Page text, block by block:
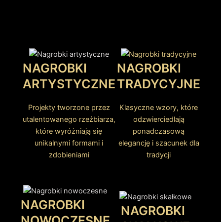
NAGROBKI
ARTYSTYCZNE
Projekty tworzone przez
utalentowanego rzeźbiarza,
które wyróżniają się
unikalnymi formami i
zdobieniami
NAGROBKI
TRADYCYJNE
Klasyczne wzory, które
odzwierciedlają
ponadczasową
elegancję i szacunek dla
tradycji
NAGROBKI
NAGROBKI